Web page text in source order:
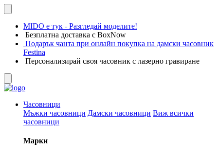
MIDO е тук - Разгледай моделите!
Безплатна доставка с BoxNow
Подарък чанта при онлайн покупка на дамски часовник
Festina
Персонализирай своя часовник с лазерно гравиране
Часовници
Мъжки часовници Дамски часовници Виж всички
часовници
Марки